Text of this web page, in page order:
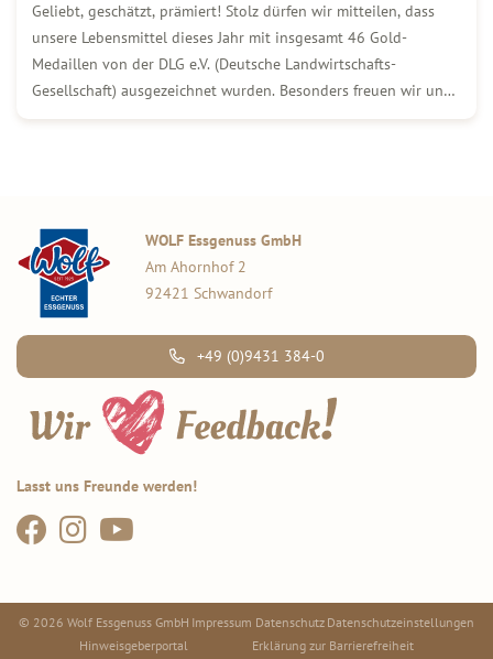
Geliebt, geschätzt, prämiert! Stolz dürfen wir mitteilen, dass
unsere Lebensmittel dieses Jahr mit insgesamt 46 Gold-
Medaillen von der DLG e.V. (Deutsche Landwirtschafts-
Gesellschaft) ausgezeichnet wurden. Besonders freuen wir uns,
WOLF Essgenuss GmbH
Am Ahornhof 2
92421 Schwandorf
+49 (0)9431 384-0
Lasst uns Freunde werden!
© 2026 Wolf Essgenuss GmbH Impressum Datenschutz Datenschutzeinstellungen
Hinweisgeberportal
Erklärung zur Barrierefreiheit